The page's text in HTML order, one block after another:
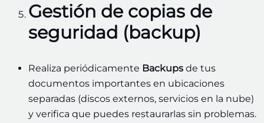
Gestión de copias de
seguridad (backup)
Realiza periódicamente Backups de tus
documentos importantes en ubicaciones
separadas (discos externos, servicios en la nube)
y verifica que puedes restaurarlas sin problemas.